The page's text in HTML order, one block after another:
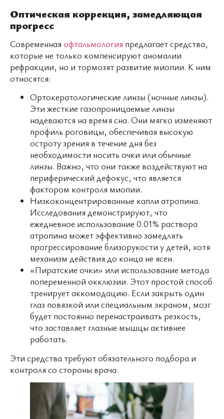
Оптическая коррекция, замедляющая
прогресс
Современная офтальмология предлагает средства,
которые не только компенсируют аномалии
рефракции, но и тормозят развитие миопии. К ним
относятся:
Ортокератологические линзы (ночные линзы).
Эти жесткие газопроницаемые линзы
надеваются на время сна. Они мягко изменяют
профиль роговицы, обеспечивая высокую
остроту зрения в течение дня без
необходимости носить очки или обычные
линзы. Важно, что они также воздействуют на
периферический дефокус, что является
фактором контроля миопии.
Низкоконцентрированные капли атропина.
Исследования демонстрируют, что
ежедневное использование 0.01% раствора
атропина может эффективно замедлять
прогрессирование близорукости у детей, хотя
механизм действия до конца не ясен.
«Пиратские очки» или использование метода
попеременной окклюзии. Этот простой способ
тренирует аккомодацию. Если закрыть один
глаз повязкой или специальным экраном, мозг
будет постоянно перенастраивать резкость,
что заставляет глазные мышцы активнее
работать.
Эти средства требуют обязательного подбора и
контроля со стороны врача.